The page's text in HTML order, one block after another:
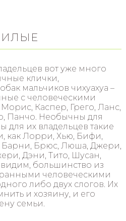
вот уже много
клички,
мальчиков чихуахуа –
с человеческими
Каспер, Грего, Ланс,
Панчо. Необычны для
для их владельцев такие
как Лорри, Хью, Бифи,
Барни, Брюс, Люша, Джери,
Дэни, Тито, Шусан,
большинство из
человеческими
либо двух слогов. Их
и хозяину, и его
семьи.